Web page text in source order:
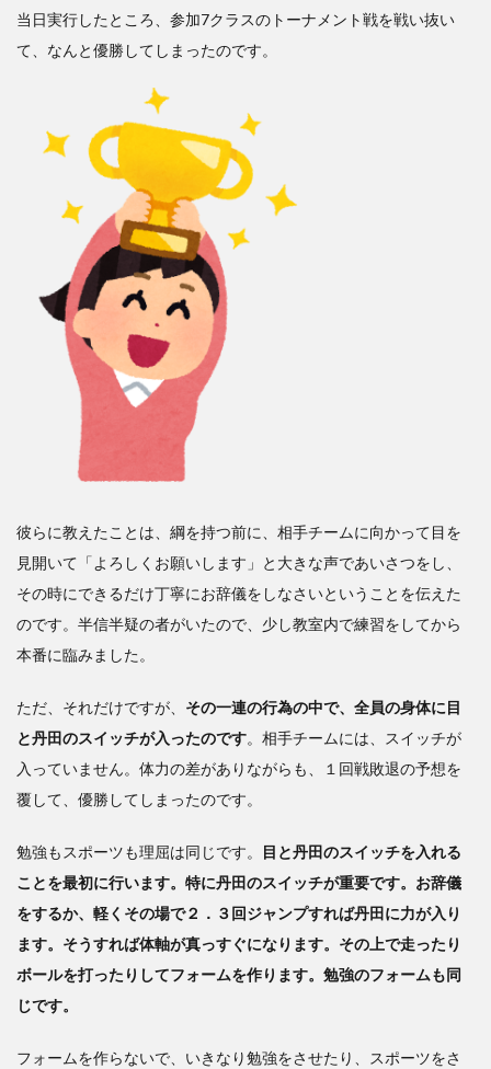
当日実行したところ、参加7クラスのトーナメント戦を戦い抜い
て、なんと優勝してしまったのです。
彼らに教えたことは、綱を持つ前に、相手チームに向かって目を
見開いて「よろしくお願いします」と大きな声であいさつをし、
その時にできるだけ丁寧にお辞儀をしなさいということを伝えた
のです。半信半疑の者がいたので、少し教室内で練習をしてから
本番に臨みました。
ただ、それだけですが、 その一連の行為の中で、全員の身体に目
と丹田のスイッチが入ったのです。相手チームには、スイッチが
入っていません。体力の差がありながらも、１回戦敗退の予想を
覆して、優勝してしまったのです。
勉強もスポーツも理屈は同じです。
目と丹田のスイッチを入れる
ことを最初に行います。特に丹田のスイッチが重要です。お辞儀
をするか、軽くその場で２．３回ジャンプすれば丹田に力が入り
ます。そうすれば体軸が真っすぐになります。その上で走ったり
ボールを打ったりしてフォームを作ります。勉強のフォームも同
じです。
フォームを作らないで、いきなり勉強をさせたり、スポーツをさ